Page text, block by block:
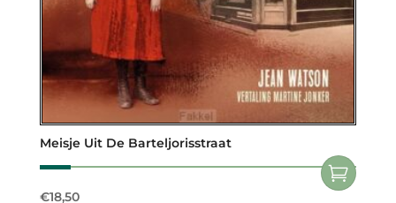
Meisje Uit De Barteljorisstraat
€18,50